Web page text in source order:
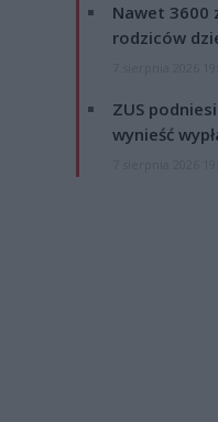
Nawet 3600
rodziców
ZUS
wynieść